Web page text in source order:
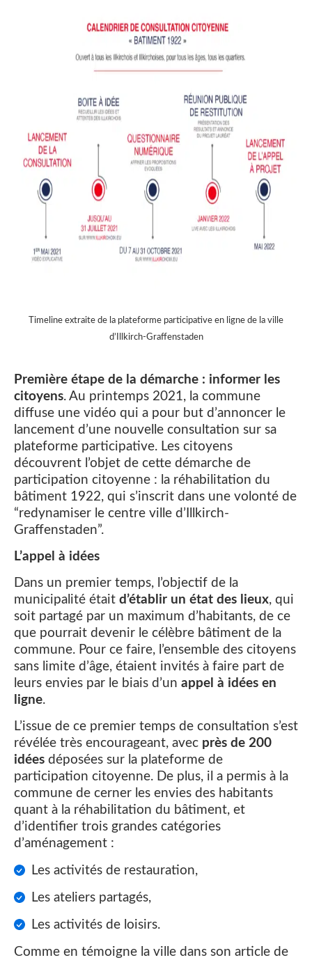
Timeline extraite de la plateforme participative en ligne de la ville
d’Illkirch-Graffenstaden
Première étape de la démarche : informer les
citoyens. Au printemps 2021, la commune
diffuse une vidéo qui a pour but d’annoncer le
lancement d’une nouvelle consultation sur sa
plateforme participative. Les citoyens
découvrent l’objet de cette démarche de
participation citoyenne : la réhabilitation du
bâtiment 1922, qui s’inscrit dans une volonté de
“redynamiser le centre ville d’Illkirch-
Graffenstaden”.
L’appel à idées
Dans un premier temps, l’objectif de la
municipalité était d’établir un état des lieux, qui
soit partagé par un maximum d’habitants, de ce
que pourrait devenir le célèbre bâtiment de la
commune. Pour ce faire, l’ensemble des citoyens
sans limite d’âge, étaient invités à faire part de
leurs envies par le biais d’un appel à idées en
ligne.
L’issue de ce premier temps de consultation s’est
révélée très encourageant, avec près de 200
idées déposées sur la plateforme de
participation citoyenne. De plus, il a permis à la
commune de cerner les envies des habitants
quant à la réhabilitation du bâtiment, et
d’identifier trois grandes catégories
d’aménagement :
Les activités de restauration,
Les ateliers partagés,
Les activités de loisirs.
Comme en témoigne la ville dans son article de